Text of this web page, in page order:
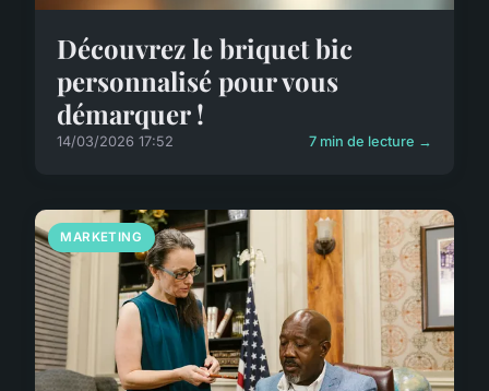
Découvrez le briquet bic
personnalisé pour vous
démarquer !
14/03/2026 17:52 7 min de lecture →
MARKETING